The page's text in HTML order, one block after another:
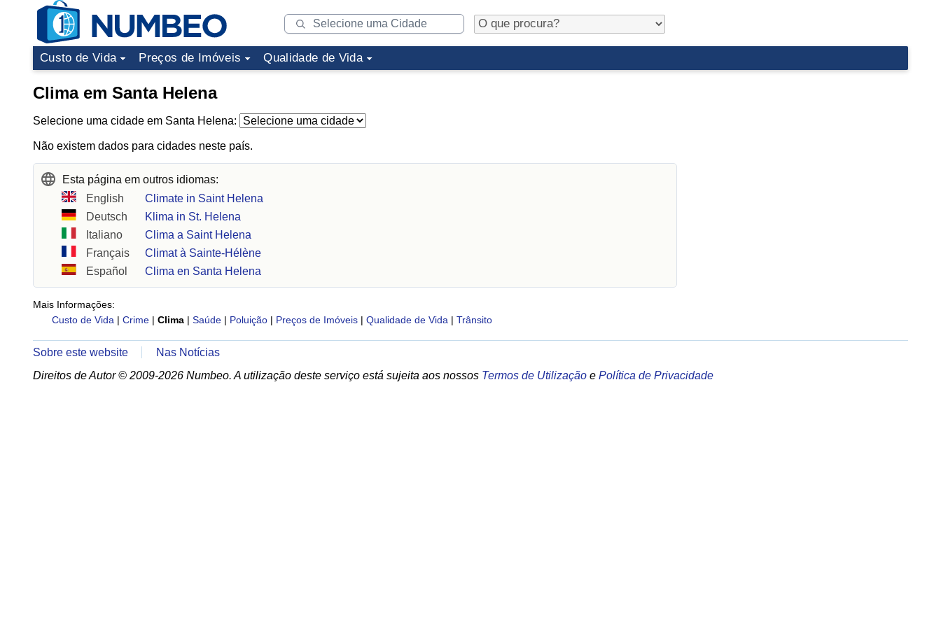
Custo de Vida Preços de Imóveis Qualidade de Vida
Clima em Santa Helena
Selecione uma cidade em Santa Helena:
Não existem dados para cidades neste país.
Esta página em outros idiomas:
English
Climate in Saint Helena
Deutsch
Klima in St. Helena
Italiano
Clima a Saint Helena
Français
Climat à Sainte-Hélène
Español
Clima en Santa Helena
Mais Informações:
Custo de Vida | Crime | Clima | Saúde | Poluição | Preços de Imóveis | Qualidade de Vida | Trânsito
Sobre este website
Nas Notícias
Direitos de Autor © 2009-2026 Numbeo. A utilização deste serviço está sujeita aos nossos Termos de Utilização e Política de Privacidade